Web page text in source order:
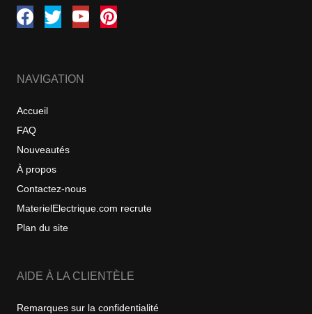
NAVIGATION
Accueil
FAQ
Nouveautés
À propos
Contactez-nous
MaterielElectrique.com recrute
Plan du site
AIDE À LA CLIENTÈLE
Remarques sur la confidentialité